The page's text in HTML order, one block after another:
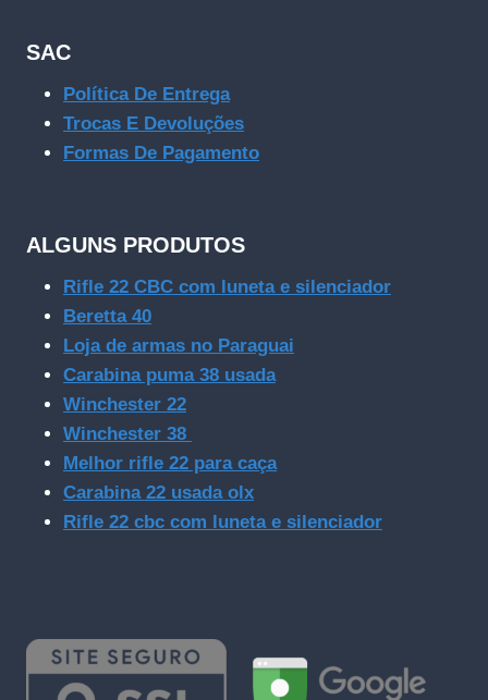
SAC
Política De Entrega
Trocas E Devoluções
Formas De Pagamento
ALGUNS PRODUTOS
Rifle 22 CBC com luneta e silenciador
Beretta 40
Loja de armas no Paraguai
Carabina puma 38 usada
Winchester 22
Winchester 38
Melhor rifle 22 para caça
Carabina 22 usada olx
Rifle 22 cbc com luneta e silenciador